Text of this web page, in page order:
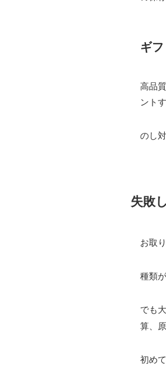
ギ
高品
ント
のし
失敗
お取
種類
でも
算、
初め